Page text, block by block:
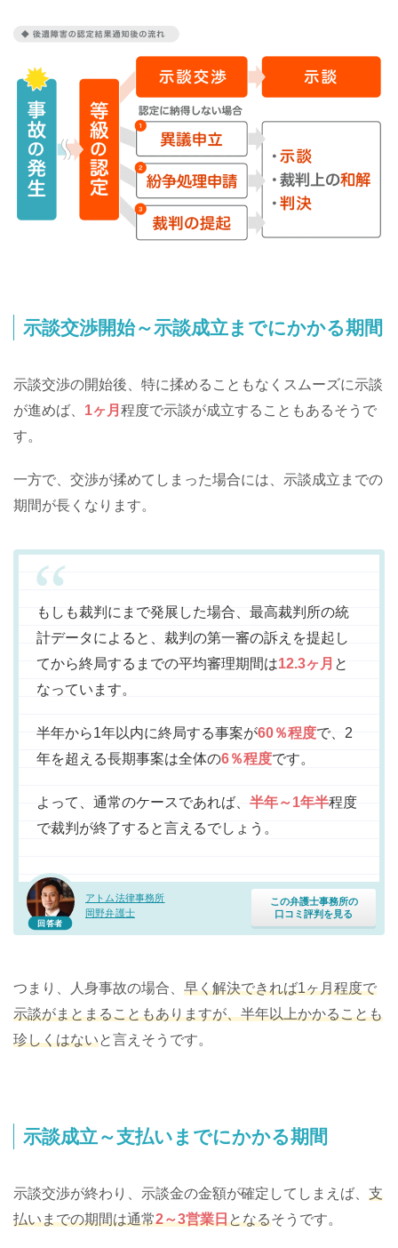
示談交渉開始～示談成立までにかかる期間
示談交渉の開始後、特に揉めることもなくスムーズに示談
が進めば、 1ヶ月 程度で示談が成立することもあるそうで
す。
一方で、交渉が揉めてしまった場合には、示談成立までの
期間が長くなります。
回答者
アトム法律事務所
岡野弁護士
この弁護士事務所の
口コミ評判を見る
もしも裁判にまで発展した場合、最高裁判所の統
計データによると、裁判の第一審の訴えを提起し
てから終局するまでの平均審理期間は12.3ヶ月 と
なっています。
半年から1年以内に終局する事案が60％程度で、2
年を超える長期事案は全体の6％程度です。
よって、通常のケースであれば、 半年～1年半程度
で裁判が終了すると言えるでしょう。
つまり、人身事故の場合、 早く解決できれば1ヶ月程度で
示談がまとまることもありますが、半年以上かかることも
珍しくはないと言えそうです。
示談成立～支払いまでにかかる期間
示談交渉が終わり、示談金の金額が確定してしまえば、 支
払いまでの期間は通常2～3営業日となるそうです。